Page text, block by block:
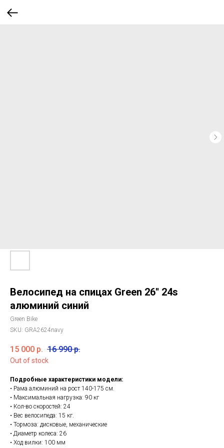
Велосипед на спицах Green 26'' 24s
алюминий синий
Green Bike
SKU: GRA2624navy
15 000 р. 16 990 р.
Out of stock
Подробные характеристики модели:
• Рама алюминий на рост 140-175 см.
• Максимальная нагрузка: 90 кг
• Кол-во скоростей: 24
• Вес велосипеда: 15 кг.
• Тормоза: дисковые, механические
• Диаметр колеса: 26
• Ход вилки: 100 мм